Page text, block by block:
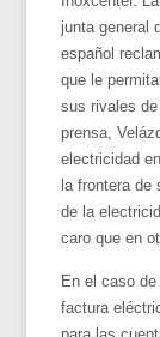
junta general
español
que le
sus rivales
prensa,
electricidad
la frontera de
de la
caro que en
En el caso
factura